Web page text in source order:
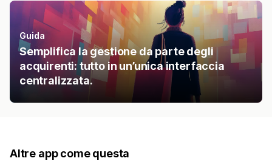
Guida
Semplifica la gestione da parte degli
acquirenti: tutto in un’unica interfaccia
centralizzata.
Altre app come questa